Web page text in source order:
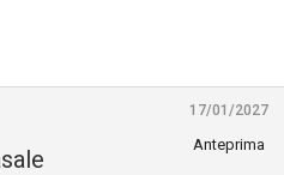
17/01/2027
Anteprima